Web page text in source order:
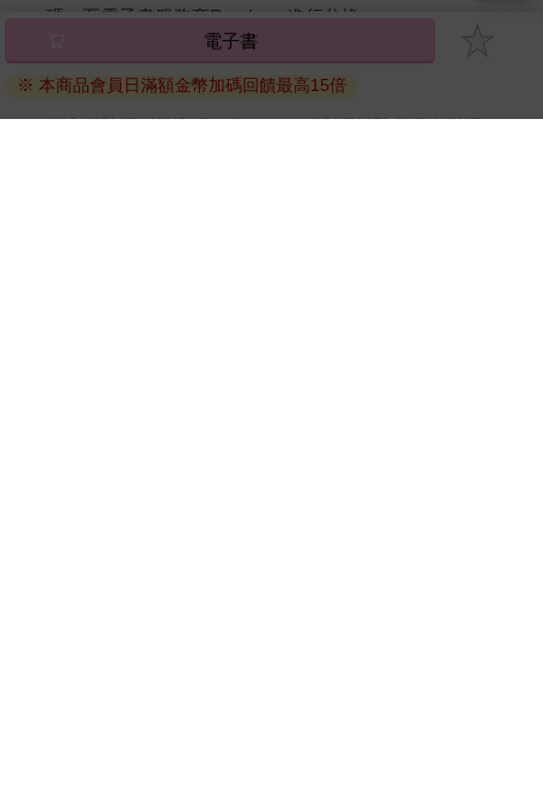
碼』至電子書服務商Readmoo進行兌換。
退換貨須知：
因版權保護，您在金石堂所購買的電子書僅能以金石堂專屬
的閱讀軟體開啟閱讀，無法以其他閱讀器或直接下載檔案。
電子書
※ 本商品會員日滿額金幣加碼回饋最高15倍